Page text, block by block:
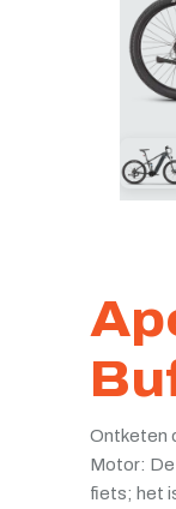
Ontketen
Motor: De
fiets; het